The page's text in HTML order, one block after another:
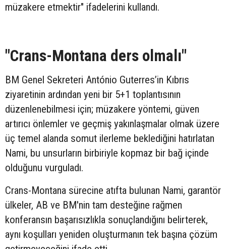
müzakere etmektir" ifadelerini kullandı.
"Crans-Montana ders olmalı"
BM Genel Sekreteri António Guterres’in Kıbrıs
ziyaretinin ardından yeni bir 5+1 toplantısının
düzenlenebilmesi için; müzakere yöntemi, güven
artırıcı önlemler ve geçmiş yakınlaşmalar olmak üzere
üç temel alanda somut ilerleme beklediğini hatırlatan
Nami, bu unsurların birbiriyle kopmaz bir bağ içinde
olduğunu vurguladı.
Crans-Montana sürecine atıfta bulunan Nami, garantör
ülkeler, AB ve BM'nin tam desteğine rağmen
konferansın başarısızlıkla sonuçlandığını belirterek,
aynı koşulları yeniden oluşturmanın tek başına çözüm